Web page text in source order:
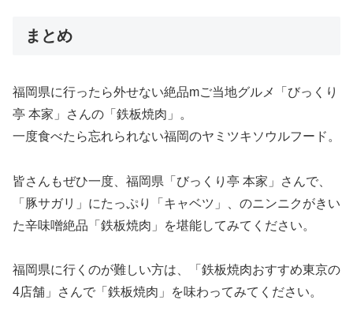
まとめ
福岡県に行ったら外せない絶品mご当地グルメ「びっくり
亭 本家」さんの「鉄板焼肉」。
一度食べたら忘れられない福岡のヤミツキソウルフード。
皆さんもぜひ一度、福岡県「びっくり亭 本家」さんで、
「豚サガリ」にたっぷり「キャベツ」、のニンニクがきい
た辛味噌絶品「鉄板焼肉」を堪能してみてください。
福岡県に行くのが難しい方は、「鉄板焼肉おすすめ東京の
4店舗」さんで「鉄板焼肉」を味わってみてください。